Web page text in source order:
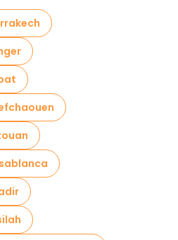
en Fès
à Fès
gratuites à Fès
Al Attarine Madrasa
Bab Boujloud